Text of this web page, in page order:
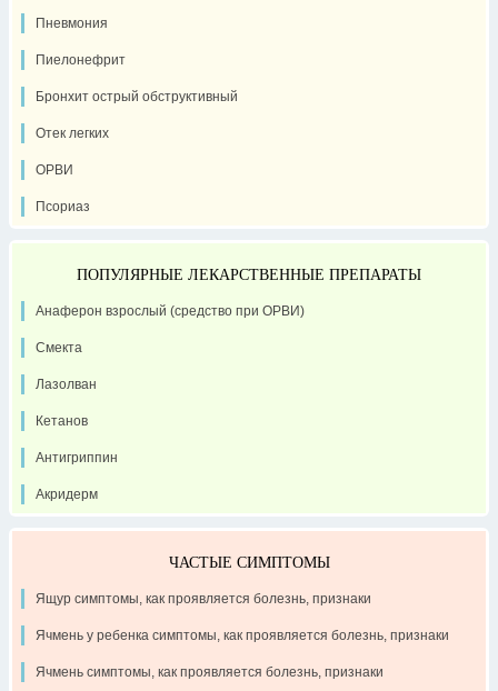
Пневмония
Пиелонефрит
Бронхит острый обструктивный
Отек легких
ОРВИ
Псориаз
ПОПУЛЯРНЫЕ ЛЕКАРСТВЕННЫЕ ПРЕПАРАТЫ
Анаферон взрослый (средство при ОРВИ)
Смекта
Лазолван
Кетанов
Антигриппин
Акридерм
ЧАСТЫЕ СИМПТОМЫ
Ящур симптомы, как проявляется болезнь, признаки
Ячмень у ребенка симптомы, как проявляется болезнь, признаки
Ячмень симптомы, как проявляется болезнь, признаки